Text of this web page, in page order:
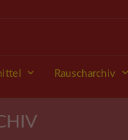
Rauscharchiv